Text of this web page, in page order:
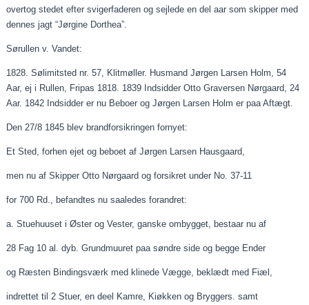
overtog stedet efter svigerfaderen og sejlede en delaar som skipper med
dennes jagt “Jørgine Dorthea”.
Sørullen v. Vandet:
1828.Sølimitsted nr. 57, Klitmøller. Husmand Jørgen Larsen Holm, 54
Aar, ej i Rullen, Fripas 1818. 1839 Indsidder Otto Graversen Nørgaard, 24
Aar. 1842 Indsidder er nu Beboer og Jørgen Larsen Holm erpaa Aftægt.
Den 27/8 1845 blev brandforsikringen fornyet:
Et Sted, forhen ejet og beboet af Jørgen Larsen Hausgaard,
men nu af Skipper Otto Nørgaard og forsikret under No. 37-11
for 700 Rd., befandtes nusaaledes forandret:
a.Stuehuuset i Øster og Vester, ganske ombygget, bestaar nu af
28 Fag 10 al. dyb.Grundmuuret paa søndre side og begge Ender
og Ræsten Bindingsværk med klinede Vægge, beklædt med Fiæl
indrettet til 2 Stuer, endeel Kamre, Kiøkken og Bryggers. samt